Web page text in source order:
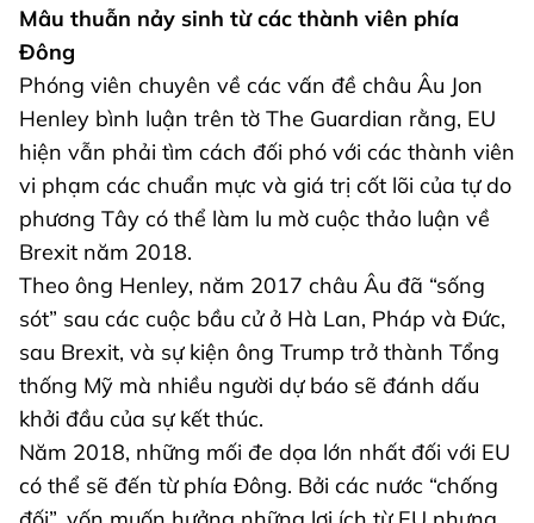
Mâu thuẫn nảy sinh từ các thành viên phía
Đông
Phóng viên chuyên về các vấn đề châu Âu Jon
Henley bình luận trên tờ The Guardian rằng, EU
hiện vẫn phải tìm cách đối phó với các thành viên
vi phạm các chuẩn mực và giá trị cốt lõi của tự do
phương Tây có thể làm lu mờ cuộc thảo luận về
Brexit năm 2018.
Theo ông Henley, năm 2017 châu Âu đã “sống
sót” sau các cuộc bầu cử ở Hà Lan, Pháp và Đức,
sau Brexit, và sự kiện ông Trump trở thành Tổng
thống Mỹ mà nhiều người dự báo sẽ đánh dấu
khởi đầu của sự kết thúc.
Năm 2018, những mối đe dọa lớn nhất đối với EU
có thể sẽ đến từ phía Đông. Bởi các nước “chống